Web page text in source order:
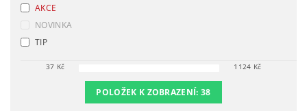
AKCE
NOVINKA
TIP
37 Kč 1124 Kč
POLOŽEK K ZOBRAZENÍ:38